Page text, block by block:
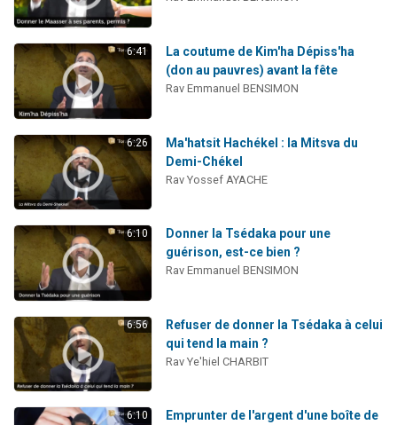
Il reste 49 places pour étudier en groupe sur Zoom
3 personnes viennent de faire un don pour Diane, 80 ans, dans un appartement insalubre
2 personnes viennent de faire un don pour Tsédaka : pauvres d'Israel
6:41
La coutume de Kim'ha Dépiss'ha
(don au pauvres) avant la fête
Rav Emmanuel BENSIMON
6:26
Ma'hatsit Hachékel : la Mitsva du
Demi-Chékel
Rav Yossef AYACHE
6:10
Donner la Tsédaka pour une
guérison, est-ce bien ?
Rav Emmanuel BENSIMON
6:56
Refuser de donner la Tsédaka à celui
qui tend la main ?
Rav Ye'hiel CHARBIT
6:10
Emprunter de l'argent d'une boîte de